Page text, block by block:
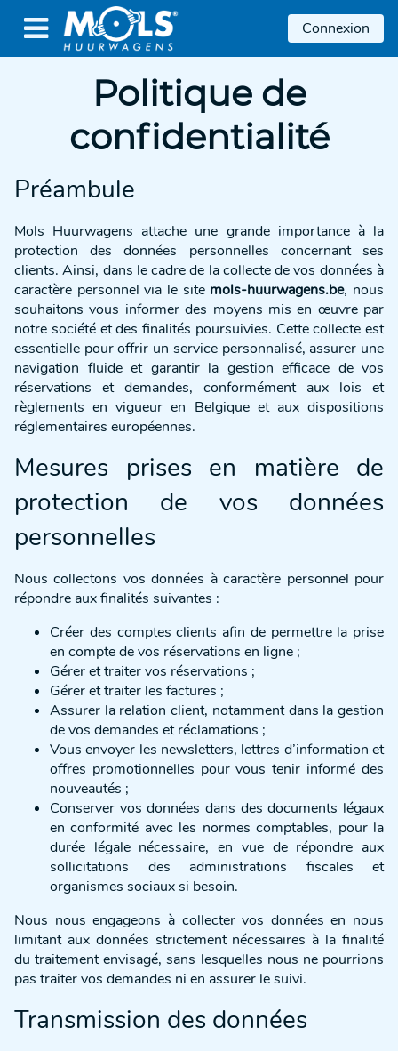
 Connexion
Politique de
confidentialité
Préambule
Mols Huurwagens attache une grande importance à la
protection des données personnelles concernant ses
clients. Ainsi, dans le cadre de la collecte de vos données à
caractère personnel via le site mols-huurwagens.be, nous
souhaitons vous informer des moyens mis en œuvre par
notre société et des finalités poursuivies. Cette collecte est
essentielle pour offrir un service personnalisé, assurer une
navigation fluide et garantir la gestion efficace de vos
réservations et demandes, conformément aux lois et
règlements en vigueur en Belgique et aux dispositions
réglementaires européennes.
Mesures prises en matière de
protection de vos données
personnelles
Nous collectons vos données à caractère personnel pour
répondre aux finalités suivantes :
Créer des comptes clients afin de permettre la prise
en compte de vos réservations en ligne ;
Gérer et traiter vos réservations ;
Gérer et traiter les factures ;
Assurer la relation client, notamment dans la gestion
de vos demandes et réclamations ;
Vous envoyer les newsletters, lettres d’information et
offres promotionnelles pour vous tenir informé des
nouveautés ;
Conserver vos données dans des documents légaux
en conformité avec les normes comptables, pour la
durée légale nécessaire, en vue de répondre aux
sollicitations des administrations fiscales et
organismes sociaux si besoin.
Nous nous engageons à collecter vos données en nous
limitant aux données strictement nécessaires à la finalité
du traitement envisagé, sans lesquelles nous ne pourrions
pas traiter vos demandes ni en assurer le suivi.
Transmission des données